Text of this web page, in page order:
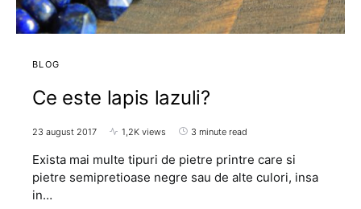
BLOG
Ce este lapis lazuli?
23 august 2017 1,2K views 3 minute read
Exista mai multe tipuri de pietre printre care si
pietre semipretioase negre sau de alte culori, insa
in…